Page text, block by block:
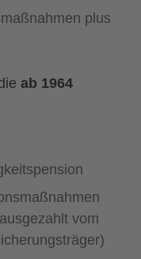
plus
ab 1964
vom